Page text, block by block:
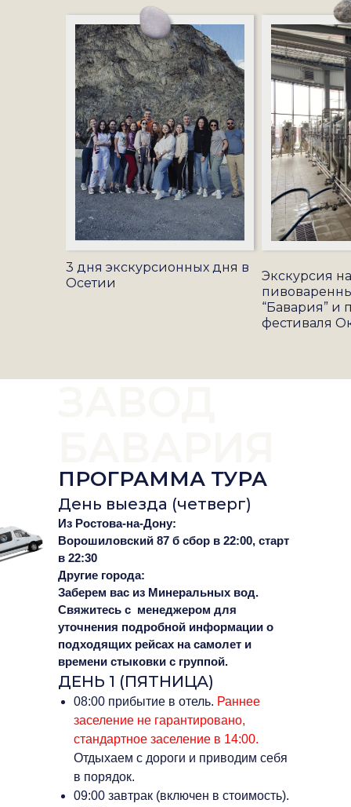
3 дня экскурсионных дня в
Осетии
Экскурсия на
“Бавария” и
фестиваля
ПРОГРАММА ТУРА
День выезда (четверг)
Из Ростова-на-Дону:
Ворошиловский 87 б сбор в 22:00, старт
в 22:30
Другие города:
Заберем вас из Минеральных вод.
Свяжитесь с менеджером для
уточнения подробной информации о
подходящих рейсах на самолет и
времени стыковки с группой.
ДЕНЬ 1 (ПЯТНИЦА)
08:00 прибытие в отель. Раннее
заселение не гарантировано,
стандартное заселение в 14:00.
Отдыхаем с дороги и приводим себя
в порядок.
09:00 завтрак (включен в стоимость).